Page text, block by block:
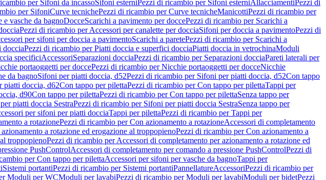
per Sifoni da incassoSifoni esterniPezzi di ricambio per Sifoni esterniAllacciamentiPezzi di
per SifoniCurve tecnichePezzi di ricambio per Curve tecnicheManicottiPezzi di ricambio per
e vasche da bagnoDocceScarichi a pavimento per doccePezzi di ricambio per Scarichi a
Pezzi di ricambio per Accessori per canalette per docciaSifoni per doccia a pavimentoPezzi di
per sifoni per doccia a pavimentoScarichi a paretePezzi di ricambio per Scarichi a
docciaPezzi di ricambio per Piatti doccia e superfici docciaPiatti doccia in vetrochinaModuli
specificiAccessoriSeparazioni docciaPezzi di ricambio per Separazioni docciaPareti laterali per
portaoggetti per doccePezzi di ricambio per Nicchie portaoggetti per docceNicchie
da bagnoSifoni per piatti doccia, d52Pezzi di ricambio per Sifoni per piatti doccia, d52Con tappo
piatti doccia, d62Con tappo per pilettaPezzi di ricambio per Con tappo per pilettaTappi per
d90Con tappo per pilettaPezzi di ricambio per Con tappo per pilettaSenza tappo per
piatti doccia SestraPezzi di ricambio per Sifoni per piatti doccia SestraSenza tappo per
per sifoni per piatti docciaTappi per pilettaPezzi di ricambio per Tappi per
a rotazionePezzi di ricambio per Con azionamento a rotazioneAccessori di completamento
a rotazione ed erogazione al troppopienoPezzi di ricambio per Con azionamento a
troppopienoPezzi di ricambio per Accessori di completamento per azionamento a rotazione ed
PushControlAccessori di completamento per comando a pressione PushControlPezzi di
per Con tappo per pilettaAccessori per sifoni per vasche da bagnoTappi per
Sistemi portantiPezzi di ricambio per Sistemi portantiPannellatureAccessoriPezzi di ricambio per
Moduli per WCModuli per lavabiPezzi di ricambio per Moduli per lavabiModuli per bidetPezzi